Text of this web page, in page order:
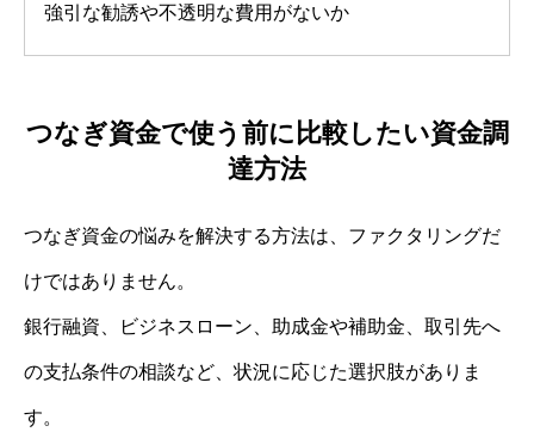
強引な勧誘や不透明な費用がないか
つなぎ資金で使う前に比較したい資金調
達方法
つなぎ資金の悩みを解決する方法は、ファクタリングだ
けではありません。
銀行融資、ビジネスローン、助成金や補助金、取引先へ
の支払条件の相談など、状況に応じた選択肢がありま
す。